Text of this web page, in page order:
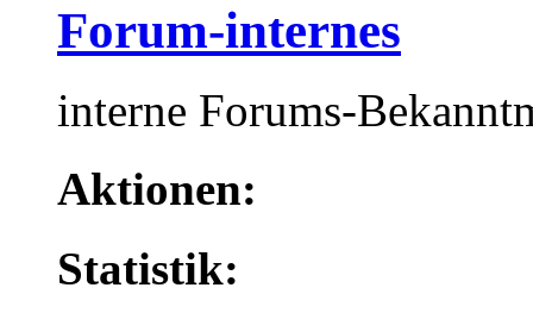
Forum-internes
interne Forums-
Aktionen:
Statistik: